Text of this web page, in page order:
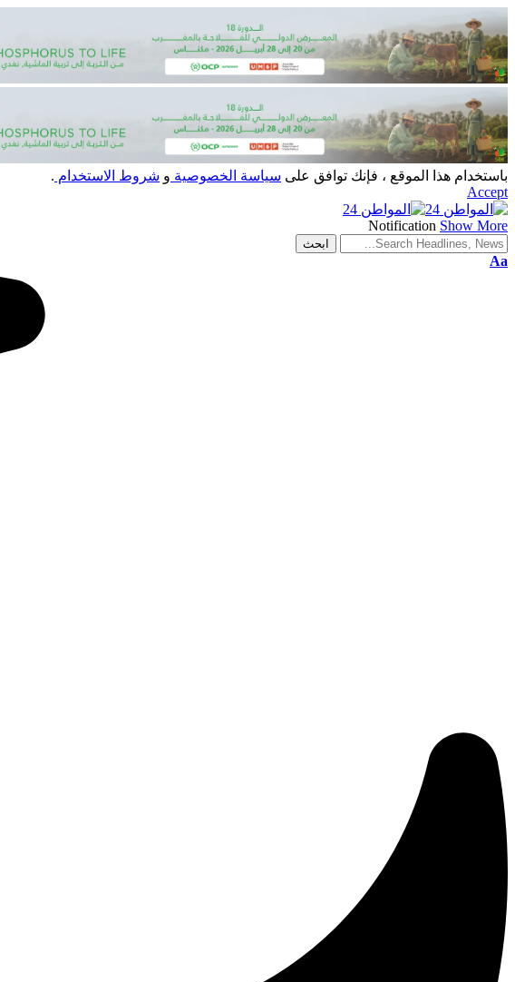
باستخدام هذا الموقع ، فإنك توافق على سياسة الخصوصية و شروط الاستخدام .
Accept
Notification Show More
Aa